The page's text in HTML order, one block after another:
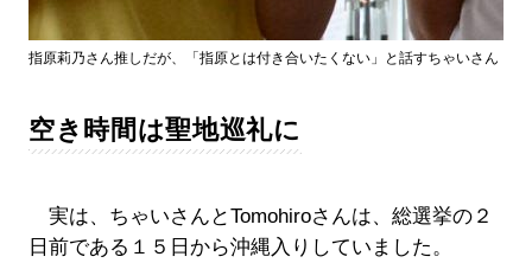
指原莉乃さん推しだが、「指原とは付き合いたくない」と話すちゃいさん
空き時間は聖地巡礼に
実は、ちゃいさんとTomohiroさんは、総選挙の２
日前である１５日から沖縄入りしていました。